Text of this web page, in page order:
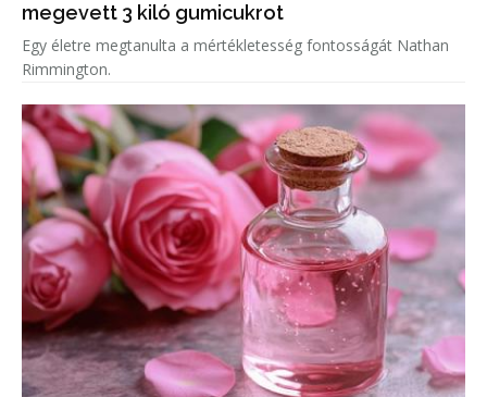
megevett 3 kiló gumicukrot
Egy életre megtanulta a mértékletesség fontosságát Nathan
Rimmington.